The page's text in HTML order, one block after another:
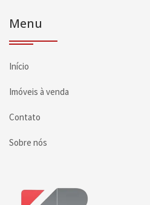
Menu
Início
Imóveis à venda
Contato
Sobre nós
Página inicial